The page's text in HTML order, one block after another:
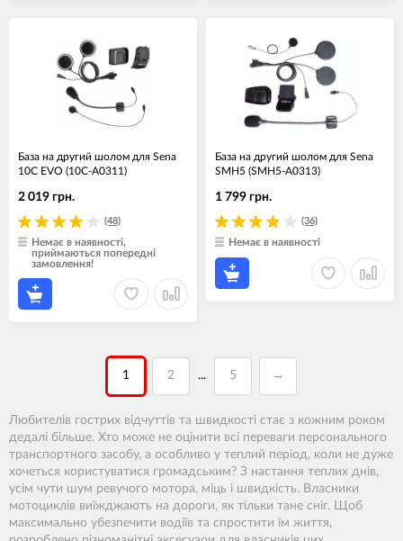
База на другий шолом для Sena
10C EVO (10C-A0311)
(48)
2 019 грн.
Немає в наявності,
приймаються попередні
замовлення!
База на другий шолом для Sena
SMH5 (SMH5-A0313)
(36)
1 799 грн.
Немає в наявності
1 2 ... 5 →
Любителів гострих відчуттів та швидкості стає з кожним роком
дедалі більше. Хто може не оцінити всі переваги персонального
транспортного засобу, а особливо у теплий період, коли не дуже
хочеться користуватися громадським? З настання теплих днів,
усім чути шум ревучого мотора, міць і швидкість. Власники
мотоциклів виїжджають на дороги, як тільки тане сніг. Щоб
максимально убезпечити водіїв та спростити їм життя,